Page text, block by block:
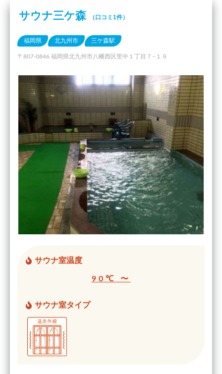
サウナ三ケ森 （口コミ1件）
福岡県 北九州市 三ケ森駅
〒807-0846 福岡県北九州市八幡西区里中１丁目７−１９
サウナ室温度
90℃ 〜
サウナ室タイプ